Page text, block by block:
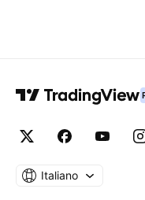
Italiano